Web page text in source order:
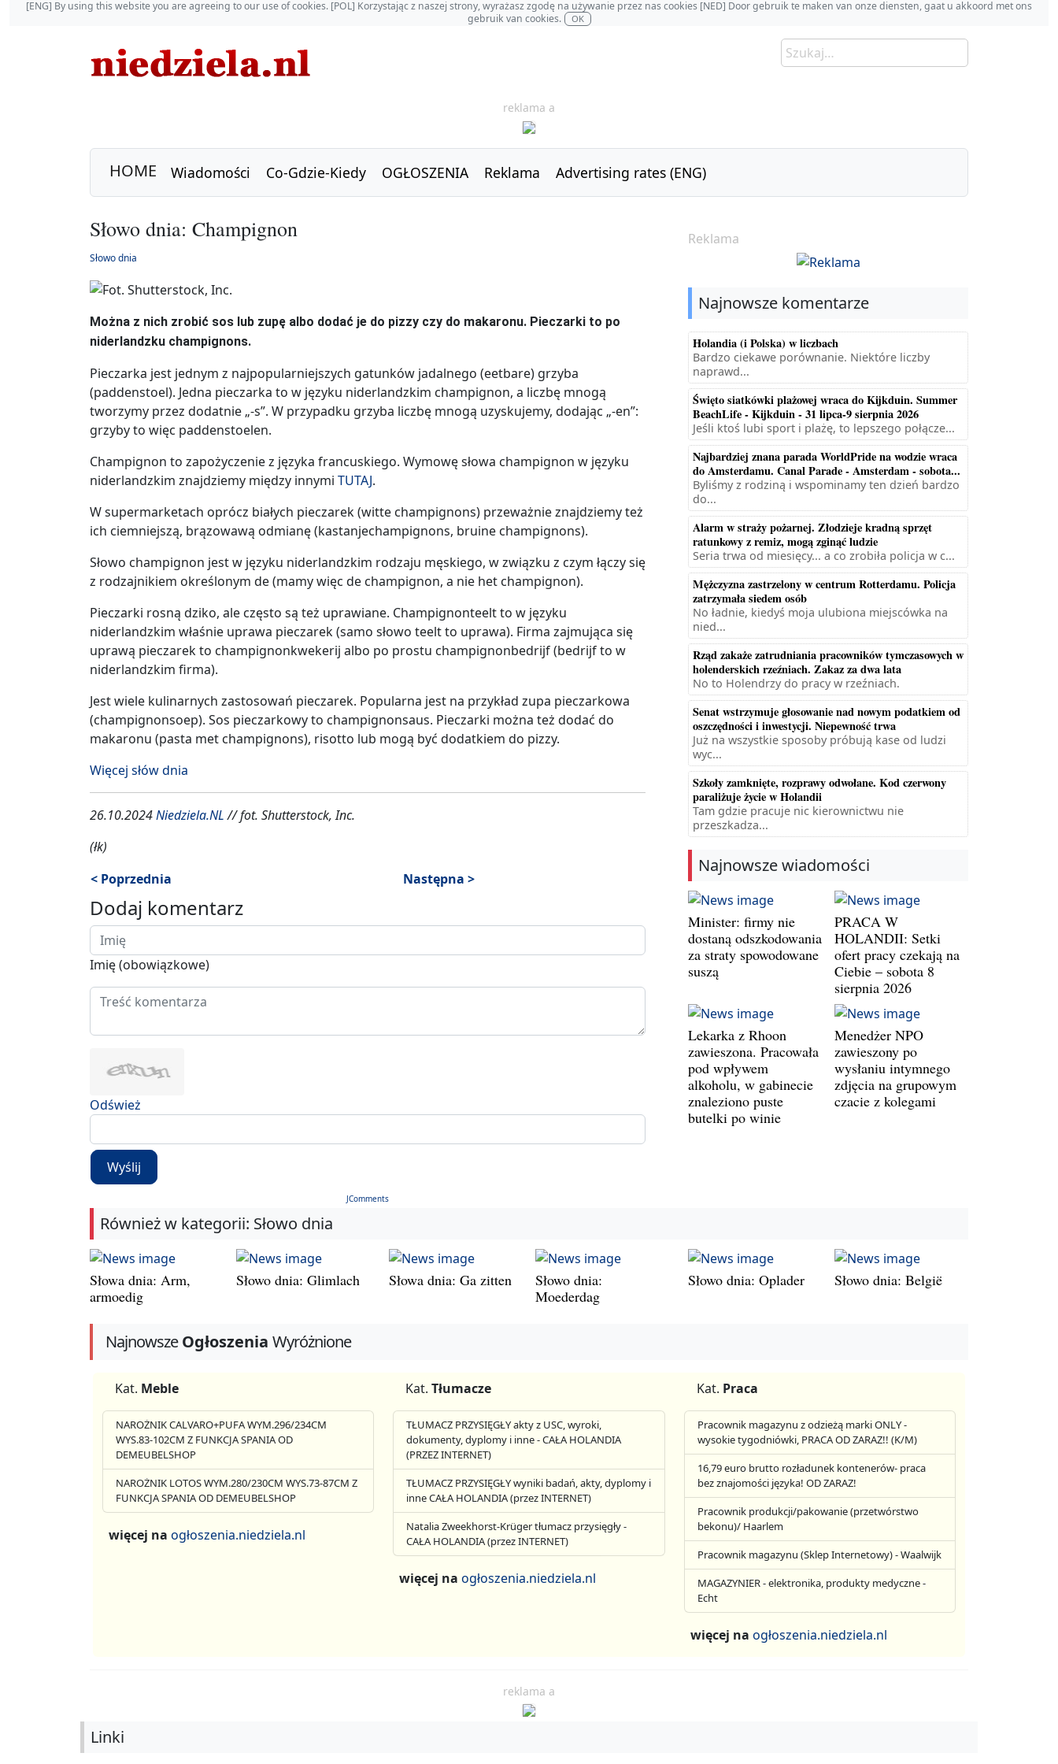
[ENG] By using this website you are agreeing to our use of cookies. [POL] Korzystając z naszej strony, wyrażasz zgodę na używanie przez nas cookies [NED] Door gebruik te maken van onze diensten, gaat u akkoord met ons
gebruik van cookies.
OK
reklama a
HOME Wiadomości Co-Gdzie-Kiedy OGŁOSZENIA Reklama Advertising rates (ENG)
Słowo dnia: Champignon
Słowo dnia
Można z nich zrobić sos lub zupę albo dodać je do pizzy czy do makaronu. Pieczarki to po
niderlandzku champignons.
Pieczarka jest jednym z najpopularniejszych gatunków jadalnego (eetbare) grzyba
(paddenstoel). Jedna pieczarka to w języku niderlandzkim champignon, a liczbę mnogą
tworzymy przez dodatnie „-s”. W przypadku grzyba liczbę mnogą uzyskujemy, dodając „-en”:
grzyby to więc paddenstoelen.
Champignon to zapożyczenie z języka francuskiego. Wymowę słowa champignon w języku
niderlandzkim znajdziemy między innymi TUTAJ.
W supermarketach oprócz białych pieczarek (witte champignons) przeważnie znajdziemy też
ich ciemniejszą, brązowawą odmianę (kastanjechampignons, bruine champignons).
Słowo champignon jest w języku niderlandzkim rodzaju męskiego, w związku z czym łączy się
z rodzajnikiem określonym de (mamy więc de champignon, a nie het champignon).
Pieczarki rosną dziko, ale często są też uprawiane. Champignonteelt to w języku
niderlandzkim właśnie uprawa pieczarek (samo słowo teelt to uprawa). Firma zajmująca się
uprawą pieczarek to champignonkwekerij albo po prostu champignonbedrijf (bedrijf to w
niderlandzkim firma).
Jest wiele kulinarnych zastosowań pieczarek. Popularna jest na przykład zupa pieczarkowa
(champignonsoep). Sos pieczarkowy to champignonsaus. Pieczarki można też dodać do
makaronu (pasta met champignons), risotto lub mogą być dodatkiem do pizzy.
Więcej słów dnia
26.10.2024Niedziela.NL// fot. Shutterstock, Inc.
(łk)
< Poprzednia
Następna >
Dodaj komentarz
Imię (obowiązkowe)
Odśwież
Wyślij
JComments
Reklama
Najnowsze komentarze
Holandia (i Polska) w liczbach
Bardzo ciekawe porównanie. Niektóre liczby
naprawd...
Święto siatkówki plażowej wraca do Kijkduin. Summer
BeachLife - Kijkduin - 31 lipca-9 sierpnia 2026
Jeśli ktoś lubi sport i plażę, to lepszego połącze...
Najbardziej znana parada WorldPride na wodzie wraca
do Amsterdamu. Canal Parade - Amsterdam - sobota...
Byliśmy z rodziną i wspominamy ten dzień bardzo
do...
Alarm w straży pożarnej. Złodzieje kradną sprzęt
ratunkowy z remiz, mogą zginąć ludzie
Seria trwa od miesięcy... a co zrobiła policja w c...
Mężczyzna zastrzelony w centrum Rotterdamu. Policja
zatrzymała siedem osób
No ładnie, kiedyś moja ulubiona miejscówka na
nied...
Rząd zakaże zatrudniania pracowników tymczasowych w
holenderskich rzeźniach. Zakaz za dwa lata
No to Holendrzy do pracy w rzeźniach.
Senat wstrzymuje głosowanie nad nowym podatkiem od
oszczędności i inwestycji. Niepewność trwa
Już na wszystkie sposoby próbują kase od ludzi
wyc...
Szkoły zamknięte, rozprawy odwołane. Kod czerwony
paraliżuje życie w Holandii
Tam gdzie pracuje nic kierownictwu nie
przeszkadza...
Najnowsze wiadomości
Minister: firmy nie
dostaną odszkodowania
za straty spowodowane
suszą
PRACA W
HOLANDII: Setki
ofert pracy czekają na
Ciebie – sobota 8
sierpnia 2026
Lekarka z Rhoon
zawieszona. Pracowała
pod wpływem
alkoholu, w gabinecie
znaleziono puste
butelki po winie
Menedżer NPO
zawieszony po
wysłaniu intymnego
zdjęcia na grupowym
czacie z kolegami
Również w kategorii: Słowo dnia
Słowa dnia: Arm,
armoedig
Słowo dnia: Glimlach Słowa dnia: Ga zitten
Słowo dnia:
Moederdag
Słowo dnia: Oplader Słowo dnia: België
NajnowszeOgłoszenia Wyróżnione
Kat. Meble
NAROŻNIK CALVARO+PUFA WYM.296/234CM
WYS.83-102CM Z FUNKCJA SPANIA OD
DEMEUBELSHOP
NAROŻNIK LOTOS WYM.280/230CM WYS.73-87CM Z
FUNKCJA SPANIA OD DEMEUBELSHOP
więcej na ogłoszenia.niedziela.nl
Kat. Tłumacze
TŁUMACZ PRZYSIĘGŁY akty z USC, wyroki,
dokumenty, dyplomy i inne - CAŁA HOLANDIA
(PRZEZ INTERNET)
TŁUMACZ PRZYSIĘGŁY wyniki badań, akty, dyplomy i
inne CAŁA HOLANDIA (przez INTERNET)
Natalia Zweekhorst-Krüger tłumacz przysięgły -
CAŁA HOLANDIA (przez INTERNET)
więcej naogłoszenia.niedziela.nl
Kat. Praca
Pracownik magazynu z odzieżą marki ONLY -
wysokie tygodniówki, PRACA OD ZARAZ!! (K/M)
16,79 euro brutto rozładunek kontenerów- praca
bez znajomości języka! OD ZARAZ!
Pracownik produkcji/pakowanie (przetwórstwo
bekonu)/ Haarlem
Pracownik magazynu (Sklep Internetowy) - Waalwijk
MAGAZYNIER - elektronika, produkty medyczne -
Echt
więcej na ogłoszenia.niedziela.nl
reklama a
Linki